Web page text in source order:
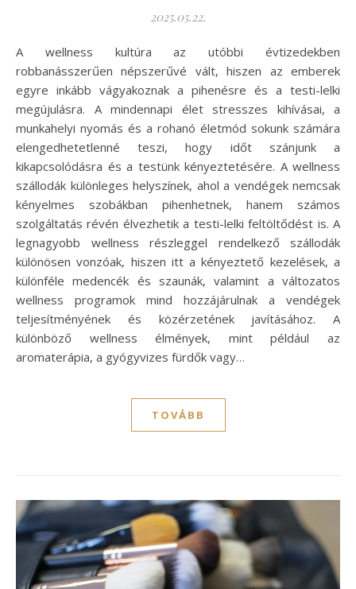
2025.05.22.
A wellness kultúra az utóbbi évtizedekben
robbanásszerűen népszerűvé vált, hiszen az emberek
egyre inkább vágyakoznak a pihenésre és a testi-lelki
megújulásra. A mindennapi élet stresszes kihívásai, a
munkahelyi nyomás és a rohanó életmód sokunk számára
elengedhetetlenné teszi, hogy időt szánjunk a
kikapcsolódásra és a testünk kényeztetésére. A wellness
szállodák különleges helyszínek, ahol a vendégek nemcsak
kényelmes szobákban pihenhetnek, hanem számos
szolgáltatás révén élvezhetik a testi-lelki feltöltődést is. A
legnagyobb wellness részleggel rendelkező szállodák
különösen vonzóak, hiszen itt a kényeztető kezelések, a
különféle medencék és szaunák, valamint a változatos
wellness programok mind hozzájárulnak a vendégek
teljesítményének és közérzetének javításához. A
különböző wellness élmények, mint például az
aromaterápia, a gyógyvizes fürdők vagy…
TOVÁBB